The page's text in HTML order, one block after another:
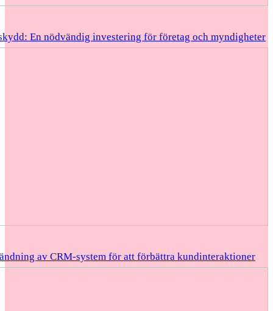
En nödvändig investering för företag och myndigheter
av CRM-system för att förbättra kundinteraktioner